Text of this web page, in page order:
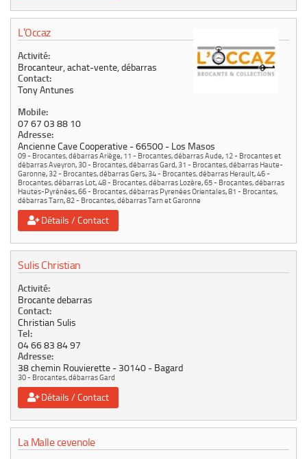
L’Occaz
Activité:
Brocanteur, achat-vente, débarras
Contact:
Tony Antunes
Mobile:
07 67 03 88 10
Adresse:
Ancienne Cave Cooperative 66500 Los Masos
09 - Brocantes, débarras Ariège, 11 - Brocantes, débarras Aude, 12 - Brocantes et
débarras Aveyron,30 - Brocantes, débarras Gard,31 - Brocantes, débarras Haute-
Garonne,32 - Brocantes, débarras Gers,34 - Brocantes, débarras Herault,46 -
Brocantes, débarras Lot,48 - Brocantes, débarras Lozère,65 - Brocantes, débarras
Hautes-Pyrénées,66 - Brocantes, débarras Pyrenées Orientales,81 - Brocantes,
débarras Tarn,82 - Brocantes, débarras Tarn et Garonne
Détails / Contact
Sulis Christian
Activité:
Brocante debarras
Contact:
Christian Sulis
Tel:
04 66 83 84 97
Adresse:
38 chemin Rouvierette 30140 Bagard
30 - Brocantes, débarras Gard
Détails / Contact
La Malle cevenole